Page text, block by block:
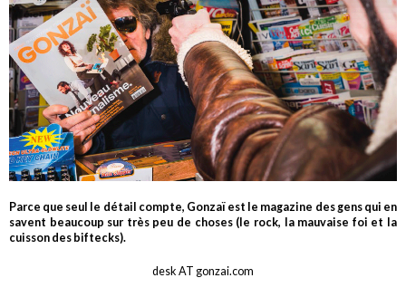
Parce que seul le détail compte, Gonzaï est le magazine des gens qui en
savent beaucoup sur très peu de choses (le rock, la mauvaise foi et la
cuisson des biftecks).
desk AT gonzai.com